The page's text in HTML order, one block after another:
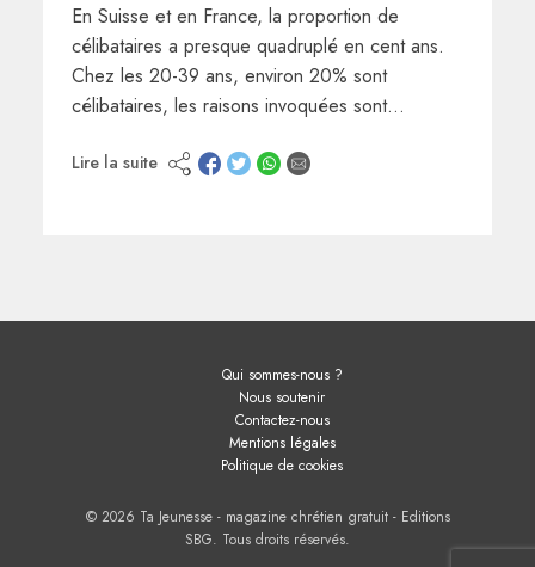
En Suisse et en France, la proportion de
célibataires a presque quadruplé en cent ans.
Chez les 20-39 ans, environ 20% sont
célibataires, les raisons invoquées sont…
Lire la suite
Qui sommes-nous ?
Nous soutenir
Contactez-nous
Mentions légales
Politique de cookies
© 2026 Ta Jeunesse - magazine chrétien gratuit - Editions
SBG. Tous droits réservés.